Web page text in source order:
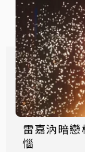
雷嘉汭暗
惱